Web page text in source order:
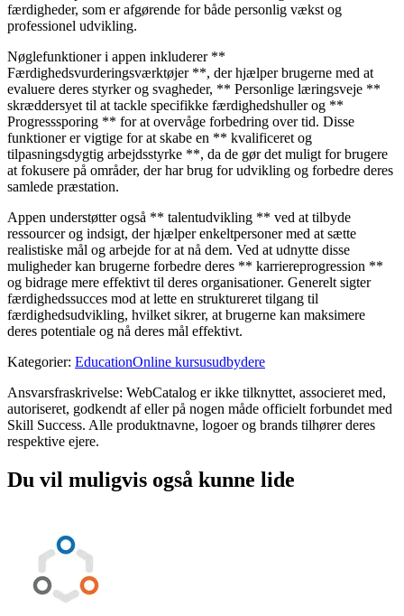
færdigheder, som er afgørende for både personlig vækst og
professionel udvikling.
Nøglefunktioner i appen inkluderer **
Færdighedsvurderingsværktøjer **, der hjælper brugerne med at
evaluere deres styrker og svagheder, ** Personlige læringsveje **
skræddersyet til at tackle specifikke færdighedshuller og **
Progresssporing ** for at overvåge forbedring over tid. Disse
funktioner er vigtige for at skabe en ** kvalificeret og
tilpasningsdygtig arbejdsstyrke **, da de gør det muligt for brugere
at fokusere på områder, der har brug for udvikling og forbedre deres
samlede præstation.
Appen understøtter også ** talentudvikling ** ved at tilbyde
ressourcer og indsigt, der hjælper enkeltpersoner med at sætte
realistiske mål og arbejde for at nå dem. Ved at udnytte disse
muligheder kan brugerne forbedre deres ** karriereprogression **
og bidrage mere effektivt til deres organisationer. Generelt sigter
færdighedssucces mod at lette en struktureret tilgang til
færdighedsudvikling, hvilket sikrer, at brugerne kan maksimere
deres potentiale og nå deres mål effektivt.
Kategorier: EducationOnline kursusudbydere
Ansvarsfraskrivelse: WebCatalog er ikke tilknyttet, associeret med,
autoriseret, godkendt af eller på nogen måde officielt forbundet med
Skill Success. Alle produktnavne, logoer og brands tilhører deres
respektive ejere.
Du vil muligvis også kunne lide